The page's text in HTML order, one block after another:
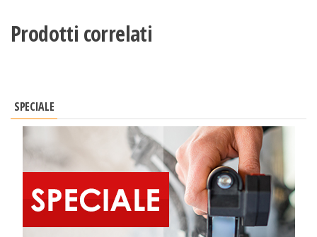
Prodotti correlati
SPECIALE